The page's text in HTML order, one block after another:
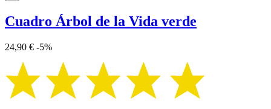
Cuadro Árbol de la Vida verde
24,90 € -5%